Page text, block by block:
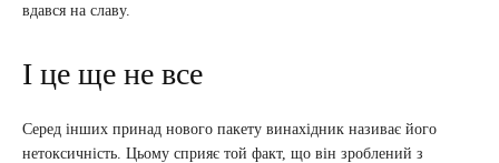
вдався на славу.
І це ще не все
Серед інших принад нового пакету винахідник називає його
нетоксичність. Цьому сприяє той факт, що він зроблений з